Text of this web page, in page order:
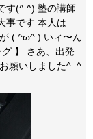
す(^ ^) 塾の講師
事です 本人は
( ^ω^ ) いィ〜ん
】 さあ、出発
願いしました^_^